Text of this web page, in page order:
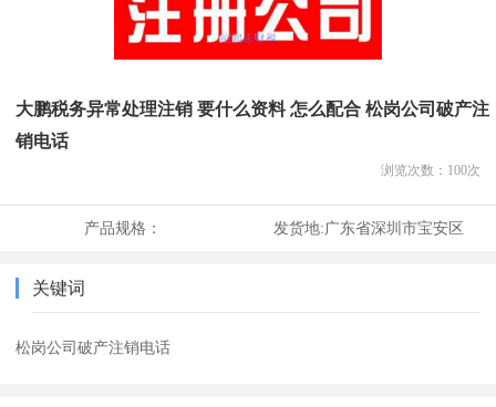
大鹏税务异常处理注销 要什么资料 怎么配合 松岗公司破产注
销电话
浏览次数： 100次
产品规格： 发货地:广东省深圳市宝安区
关键词
松岗公司破产注销电话